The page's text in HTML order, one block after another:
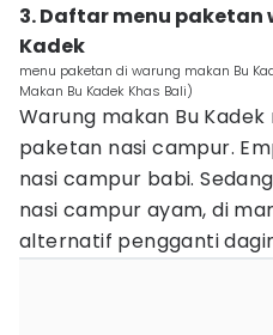
3. Daftar menu paketan
Kadek
menu paketan di warung makan Bu
Makan Bu Kadek Khas Bali)
Warung makan Bu
paketan nasi campur.
nasi campur babi.
nasi campur ayam, di
alternatif pengganti